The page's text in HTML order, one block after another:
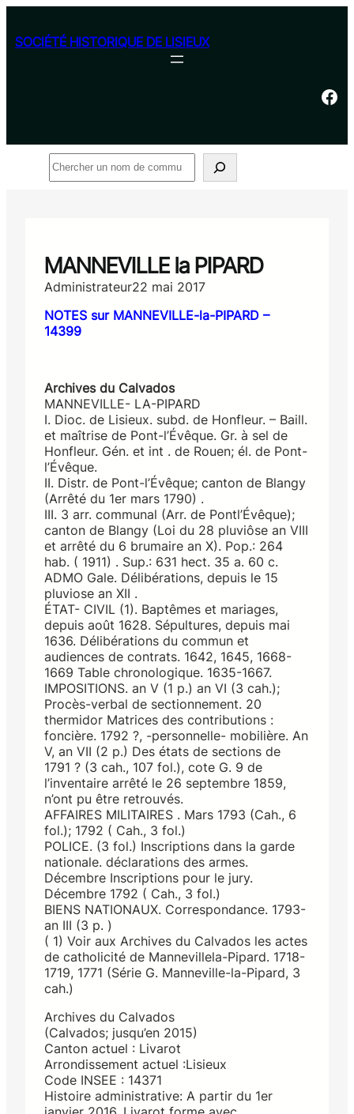
contenu
SOCIÉTÉ HISTORIQUE DE LISIEUX
Facebook
Rechercher
MANNEVILLE la PIPARD
Administrateur22 mai 2017
NOTES sur MANNEVILLE-la-PIPARD –
14399
Archives du Calvados
MANNEVILLE- LA-PIPARD
I. Dioc. de Lisieux. subd. de Honfleur. – Baill.
et maîtrise de Pont-l’Évêque. Gr. à sel de
Honfleur. Gén. et int . de Rouen; él. de Pont-
l’Évêque.
II. Distr. de Pont-l’Évêque; canton de Blangy
(Arrêté du 1er mars 1790) .
III. 3 arr. communal (Arr. de Pontl’Évêque);
canton de Blangy (Loi du 28 pluviôse an VIII
et arrêté du 6 brumaire an X). Pop.: 264
hab. ( 1911) . Sup.: 631 hect. 35 a. 60 c.
ADMO Gale. Délibérations, depuis le 15
pluviose an XII .
ÉTAT- CIVIL (1). Baptêmes et mariages,
depuis août 1628. Sépultures, depuis mai
1636. Délibérations du commun et
audiences de contrats. 1642, 1645, 1668-
1669 Table chronologique. 1635-1667.
IMPOSITIONS. an V (1 p.) an VI (3 cah.);
Procès-verbal de sectionnement. 20
thermidor Matrices des contributions :
foncière. 1792 ?, -personnelle- mobilière. An
V, an VII (2 p.) Des états de sections de
1791 ? (3 cah., 107 fol.), cote G. 9 de
l’inventaire arrêté le 26 septembre 1859,
n’ont pu être retrouvés.
AFFAIRES MILITAIRES . Mars 1793 (Cah., 6
fol.); 1792 ( Cah., 3 fol.)
POLICE. (3 fol.) Inscriptions dans la garde
nationale. déclarations des armes.
Décembre Inscriptions pour le jury.
Décembre 1792 ( Cah., 3 fol.)
BIENS NATIONAUX. Correspondance. 1793-
an III (3 p. )
( 1) Voir aux Archives du Calvados les actes
de catholicité de Mannevillela-Pipard. 1718-
1719, 1771 (Série G. Manneville-la-Pipard, 3
cah.)
Archives du Calvados
(Calvados; jusqu’en 2015)
Canton actuel : Livarot
Arrondissement actuel :Lisieux
Code INSEE : 14371
Histoire administrative: A partir du 1er